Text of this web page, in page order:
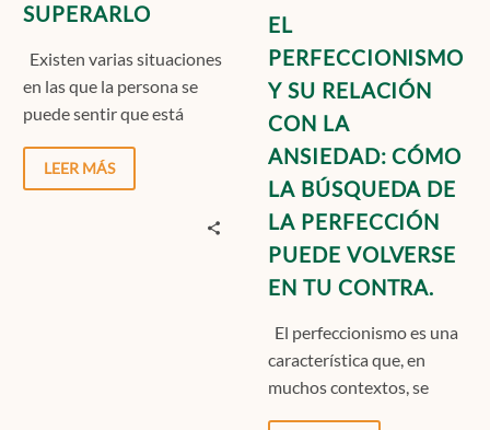
SUPERARLO
Existen varias situaciones
en las que la persona se
puede sentir que está
nos encontramos…
LEER MÁS
PUEDE
VOLVERSE
TU
CONTRA.
EL
PERFECCIONISMO
Y SU RELACIÓN
CON LA
ANSIEDAD: CÓMO
LA BÚSQUEDA DE
LA PERFECCIÓN
PUEDE VOLVERSE
EN TU CONTRA.
El perfeccionismo es una
característica que, en
muchos contextos, se